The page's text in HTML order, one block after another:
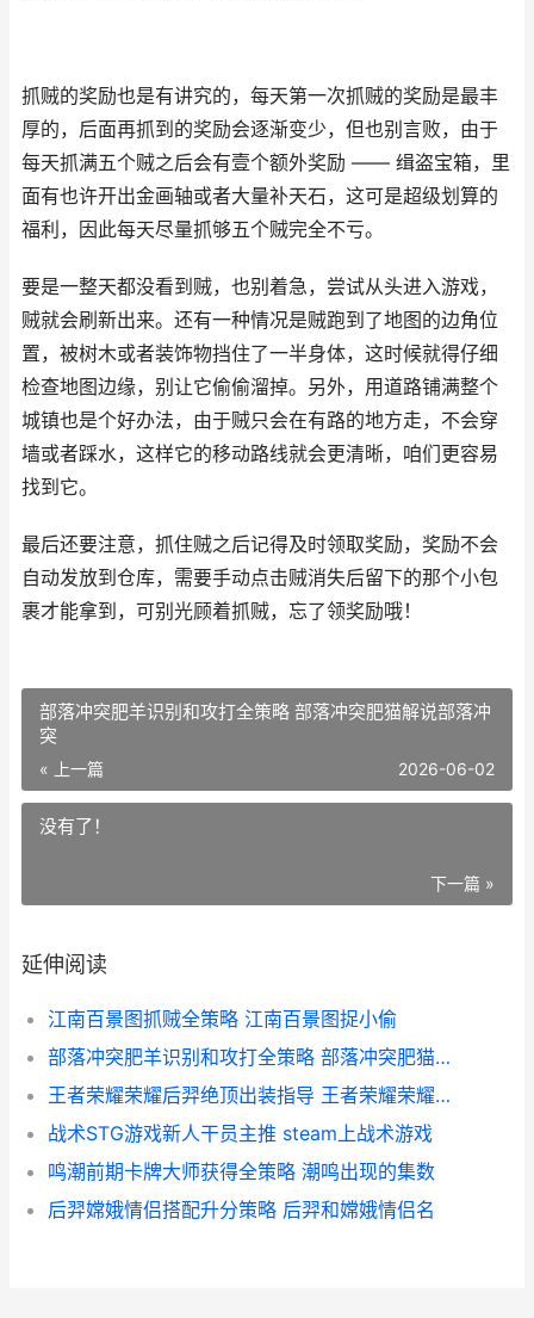
抓贼的奖励也是有讲究的，每天第一次抓贼的奖励是最丰
厚的，后面再抓到的奖励会逐渐变少，但也别言败，由于
每天抓满五个贼之后会有壹个额外奖励 —— 缉盗宝箱，里
面有也许开出金画轴或者大量补天石，这可是超级划算的
福利，因此每天尽量抓够五个贼完全不亏。
要是一整天都没看到贼，也别着急，尝试从头进入游戏，
贼就会刷新出来。还有一种情况是贼跑到了地图的边角位
置，被树木或者装饰物挡住了一半身体，这时候就得仔细
检查地图边缘，别让它偷偷溜掉。另外，用道路铺满整个
城镇也是个好办法，由于贼只会在有路的地方走，不会穿
墙或者踩水，这样它的移动路线就会更清晰，咱们更容易
找到它。
最后还要注意，抓住贼之后记得及时领取奖励，奖励不会
自动发放到仓库，需要手动点击贼消失后留下的那个小包
裹才能拿到，可别光顾着抓贼，忘了领奖励哦！
部落冲突肥羊识别和攻打全策略 部落冲突肥猫解说部落冲
突
« 上一篇 2026-06-02
没有了！
下一篇 »
延伸阅读
江南百景图抓贼全策略 江南百景图捉小偷
部落冲突肥羊识别和攻打全策略 部落冲突肥猫解说部落冲突
王者荣耀荣耀后羿绝顶出装指导 王者荣耀荣耀后羿称号
战术STG游戏新人干员主推 steam上战术游戏
鸣潮前期卡牌大师获得全策略 潮鸣出现的集数
后羿嫦娥情侣搭配升分策略 后羿和嫦娥情侣名